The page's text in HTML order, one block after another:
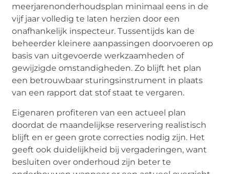
meerjarenonderhoudsplan minimaal eens in de
vijf jaar volledig te laten herzien door een
onafhankelijk inspecteur. Tussentijds kan de
beheerder kleinere aanpassingen doorvoeren op
basis van uitgevoerde werkzaamheden of
gewijzigde omstandigheden. Zo blijft het plan
een betrouwbaar sturingsinstrument in plaats
van een rapport dat stof staat te vergaren.
Eigenaren profiteren van een actueel plan
doordat de maandelijkse reservering realistisch
blijft en er geen grote correcties nodig zijn. Het
geeft ook duidelijkheid bij vergaderingen, want
besluiten over onderhoud zijn beter te